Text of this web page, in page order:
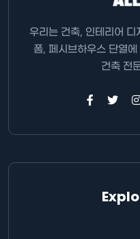
우리는 건축, 인테리어
폼, 페시브하우스 단열
건축 전